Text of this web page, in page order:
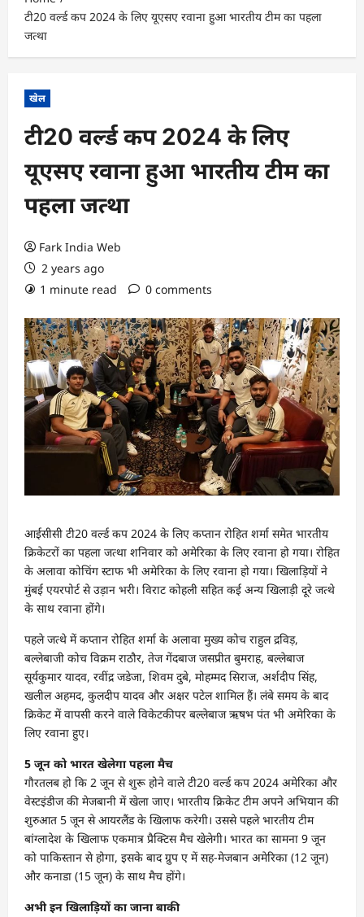
टी20 वर्ल्ड कप 2024 के लिए यूएसए रवाना हुआ भारतीय टीम का पहला
जत्था
खेल
टी20 वर्ल्ड कप 2024 के लिए
यूएसए रवाना हुआ भारतीय टीम का
पहला जत्था
Fark India Web
2 years ago
1 minute read
0 comments
आईसीसी टी20 वर्ल्ड कप 2024 के लिए कप्तान रोहित शर्मा समेत भारतीय
क्रिकेटरों का पहला जत्था शनिवार को अमेरिका के लिए रवाना हो गया। रोहित
के अलावा कोचिंग स्टाफ भी अमेरिका के लिए रवाना हो गया। खिलाड़ियों ने
मुंबई एयरपोर्ट से उड़ान भरी। विराट कोहली सहित कई अन्य खिलाड़ी दूरे जत्थे
के साथ रवाना होंगे।
पहले जत्थे में कप्तान रोहित शर्मा के अलावा मुख्य कोच राहुल द्रविड़,
बल्लेबाजी कोच विक्रम राठौर, तेज गेंदबाज जसप्रीत बुमराह, बल्लेबाज
सूर्यकुमार यादव, रवींद्र जडेजा, शिवम दुबे, मोहम्मद सिराज, अर्शदीप सिंह,
खलील अहमद, कुलदीप यादव और अक्षर पटेल शामिल हैं। लंबे समय के बाद
क्रिकेट में वापसी करने वाले विकेटकीपर बल्लेबाज ऋषभ पंत भी अमेरिका के
लिए रवाना हुए।
5 जून को भारत खेलेगा पहला मैच
गौरतलब हो कि 2 जून से शुरू होने वाले टी20 वर्ल्ड कप 2024 अमेरिका और
वेस्टइंडीज की मेजबानी में खेला जाए। भारतीय क्रिकेट टीम अपने अभियान की
शुरुआत 5 जून से आयरलैंड के खिलाफ करेगी। उससे पहले भारतीय टीम
बांग्लादेश के खिलाफ एकमात्र प्रैक्टिस मैच खेलेगी। भारत का सामना 9 जून
को पाकिस्तान से होगा, इसके बाद ग्रुप ए में सह-मेजबान अमेरिका (12 जून)
और कनाडा (15 जून) के साथ मैच होंगे।
अभी इन खिलाड़ियों का जाना बाकी